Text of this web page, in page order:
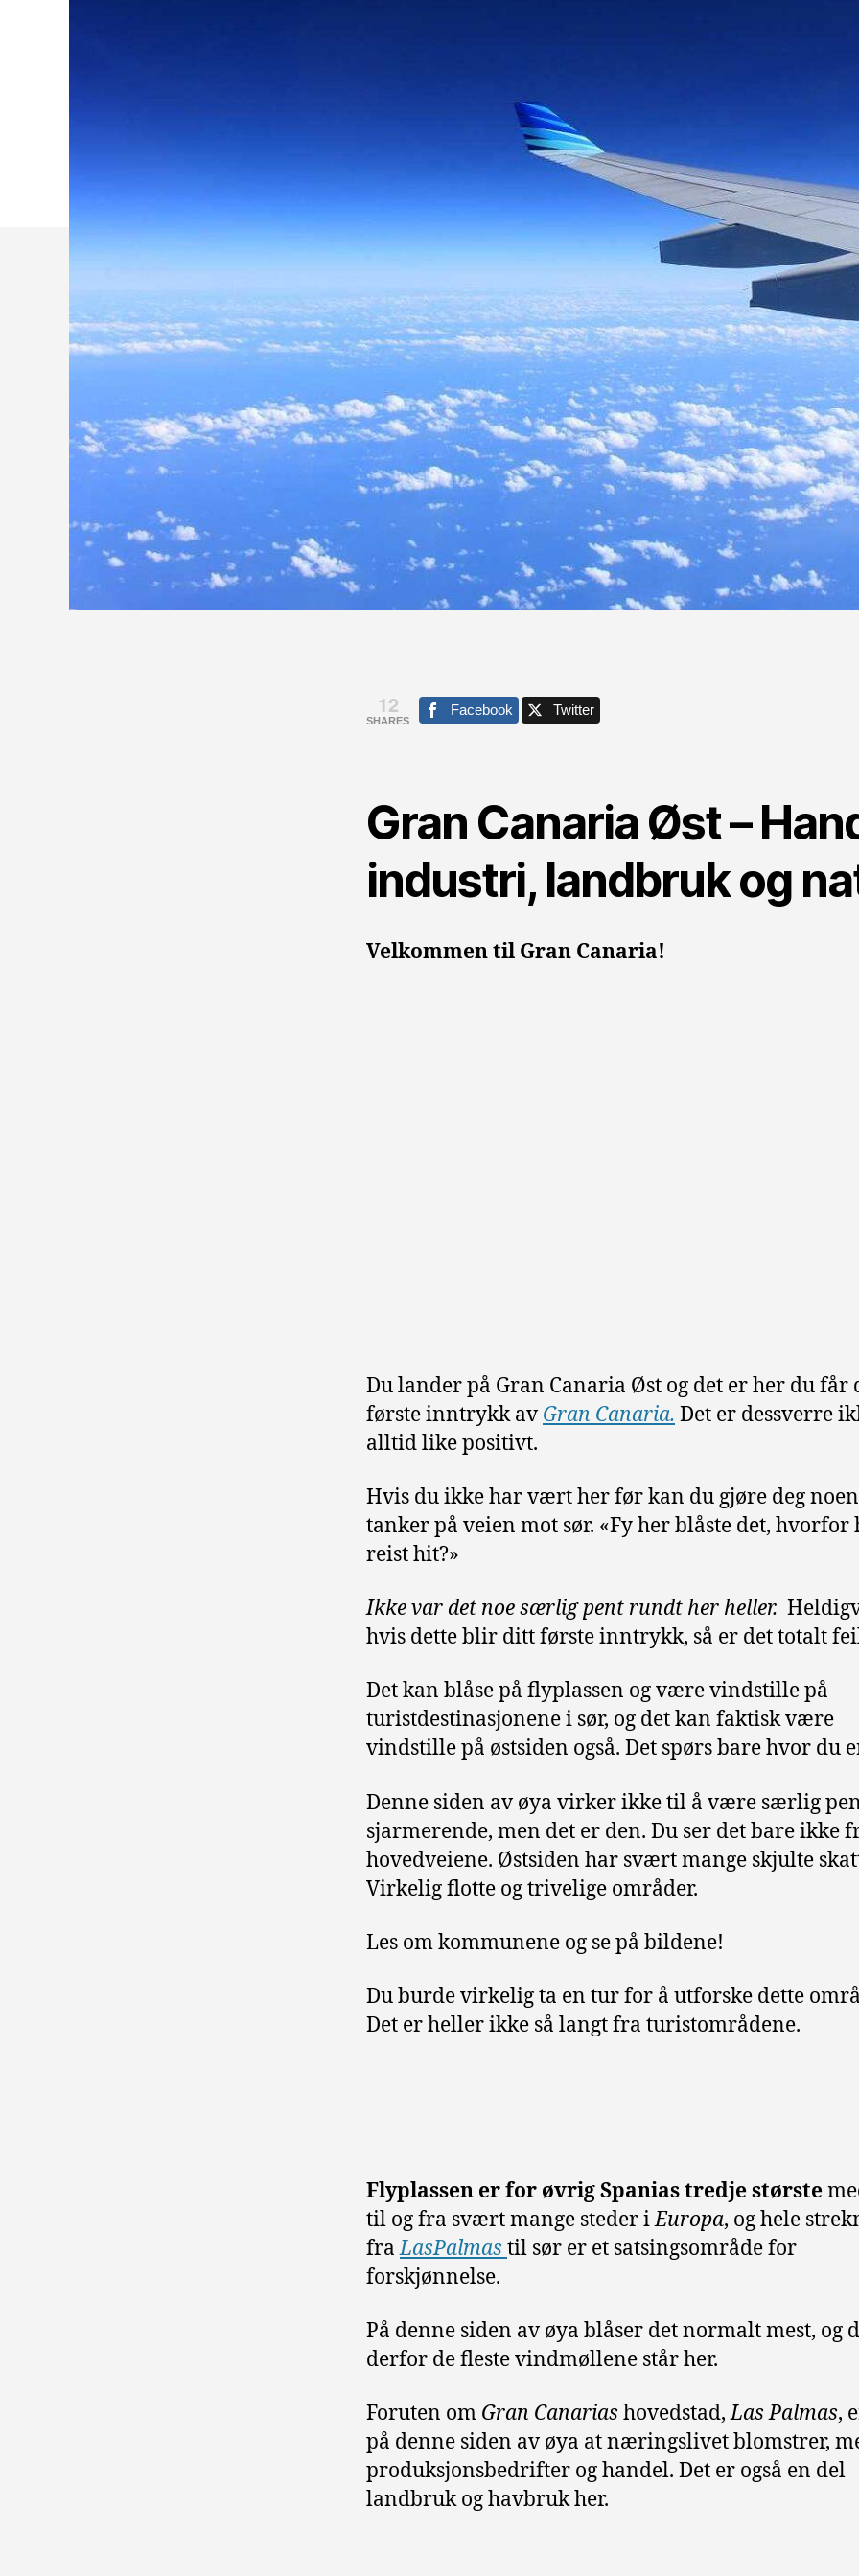
12
SHARES
Facebook Twitter
Gran Canaria Øst –
industri, landbruk og
Velkommen til Gran Canaria!
Du lander på Gran Canaria Øst og det er her du får
første inntrykk av Gran Canaria. Det er dessverre
alltid like positivt.
Hvis du ikke har vært her før kan du gjøre deg noen
tanker på veien mot sør. «Fy her blåste det, hvorfor
reist hit?»
Ikke var det noe særlig pent rundt her heller.
hvis dette blir ditt første inntrykk, så er det totalt
Det kan blåse på flyplassen og være vindstille på
turistdestinasjonene i sør, og det kan faktisk være
vindstille på østsiden også. Det spørs bare hvor du
Denne siden av øya virker ikke til å være særlig
sjarmerende, men det er den. Du ser det bare ikke
hovedveiene. Østsiden har svært mange skjulte
Virkelig flotte og trivelige områder.
Les om kommunene og se på bildene!
Du burde virkelig ta en tur for å utforske dette
Det er heller ikke så langt fra turistområdene.
Flyplassen er for øvrig Spanias tredje største
til og fra svært mange steder iEuropa, og hele
fraLasPalmas til sør er et satsingsområde for
forskjønnelse.
På denne siden av øya blåser det normalt mest, og
derfor de fleste vindmøllene står her.
Foruten om Gran Canarias hovedstad,Las Palmas,
på denne siden av øya at næringslivet blomstrer,
produksjonsbedrifter og handel. Det er også en del
landbruk og havbruk her.